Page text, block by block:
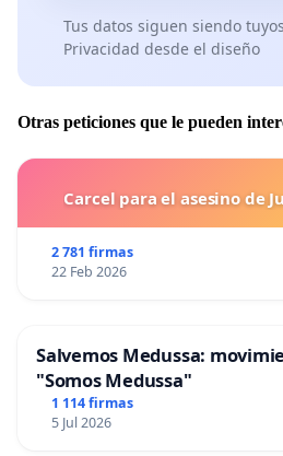
Tus datos siguen siendo tuyos
Privacidad desde el diseño
Otras peticiones que le pueden
Carcel para el asesino de
2 781 firmas
22 Feb 2026
Salvemos Medussa:
"Somos Medussa"
1 114 firmas
5 Jul 2026